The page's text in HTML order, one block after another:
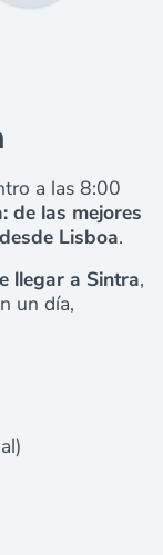
a las 8:00
de las mejores
Lisboa.
llegar a Sintra,
un día,